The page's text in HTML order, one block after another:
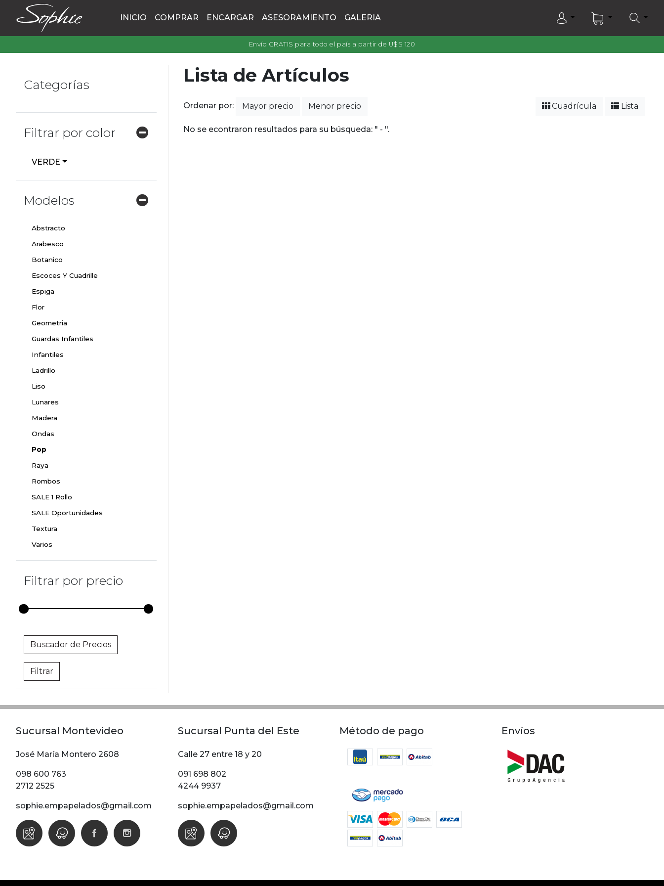
INICIO COMPRAR ENCARGAR ASESORAMIENTO GALERIA
Envío GRATIS para todo el país a partir de U$S 120
Categorías
Filtrar por color
VERDE
Modelos
Abstracto
Arabesco
Botanico
Escoces Y Cuadrille
Espiga
Flor
Geometria
Guardas Infantiles
Infantiles
Ladrillo
Liso
Lunares
Madera
Ondas
Pop
Raya
Rombos
SALE 1 Rollo
SALE Oportunidades
Textura
Varios
Filtrar por precio
Lista de Artículos
Ordenar por: Mayor precio Menor precio Cuadrícula Lista
No se econtraron resultados para su búsqueda: " - ".
Sucursal Montevideo
José María Montero 2608
098 600 763
2712 2525
sophie.empapelados@gmail.com
Sucursal Punta del Este
Calle 27 entre 18 y 20
091 698 802
4244 9937
sophie.empapelados@gmail.com
Método de pago Envíos